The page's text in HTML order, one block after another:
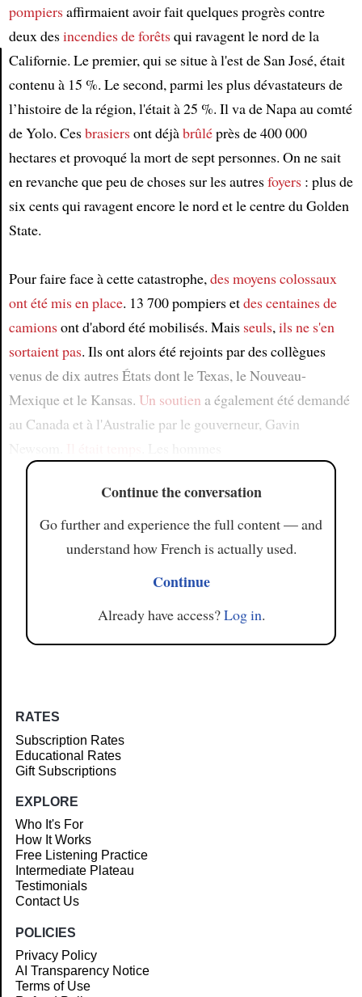
pompiersaffirmaient avoir fait quelques progrès contre
deux desincendies de forêtsqui ravagent le nord de la
Californie. Le premier, qui se situe à l'est de San José, était
contenu à 15 %. Le second, parmi les plus dévastateurs de
l’histoire de la région, l'était à 25 %. Il va de Napa au comté
de Yolo. Cesbrasiersont déjàbrûléprès de 400 000
hectares et provoqué la mort de sept personnes. On ne sait
en revanche que peu de choses sur les autresfoyers: plus de
six cents qui ravagent encore le nord et le centre du Golden
State.
Pour faire face à cette catastrophe,des moyens colossaux
ont été mis en place. 13 700 pompiers etdes centaines de
camionsont d'abord été mobilisés. Mais seuls,ils ne s'en
sortaient pas. Ils ont alors été rejoints par des collègues
venus de dix autres États dont le Texas, le Nouveau-
Mexique et le Kansas. Un soutien a également été demandé
au Canada et à l'Australie par le gouverneur, Gavin
Continue the conversation
Go further and experience the full content — and
understand how French is actually used.
Continue
Already have access?Log in.
RATES
Subscription Rates
Educational Rates
Gift Subscriptions
EXPLORE
Who It's For
How It Works
Free Listening Practice
Intermediate Plateau
Testimonials
Contact Us
POLICIES
Privacy Policy
AI Transparency Notice
Terms of Use